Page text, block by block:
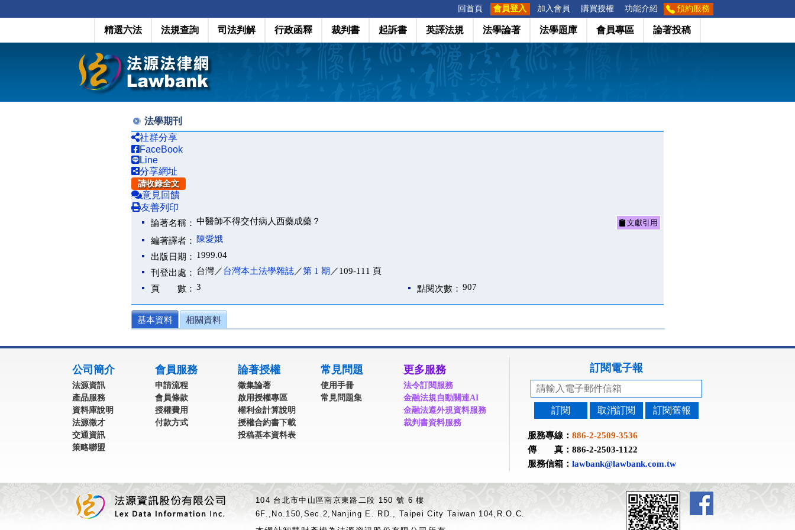
回首頁 會員登入 加入會員 購買授權 功能介紹 預約服務
精選六法 法規查詢 司法判解 行政函釋 裁判書 起訴書 英譯法規 法學論著 法學題庫 會員專區 論著投稿
法學期刊
社群分享
FaceBook
Line
分享網址
請收錄全文
意見回饋
友善列印
論著名稱： 中醫師不得交付病人西藥成藥？ 文獻引用
編著譯者：
陳愛娥
出版日期： 1999.04
刊登出處： 台灣／台灣本土法學雜誌／第 1 期 ／109-111 頁
頁 數： 3 點閱次數： 907
基本資料 相關資料
公司簡介
法源資訊
產品服務
資料庫說明
法源徵才
交通資訊
策略聯盟
會員服務
申請流程
會員條款
授權費用
付款方式
論著授權
徵集論著
啟用授權專區
權利金計算說明
授權合約書下載
投稿基本資料表
常見問題
使用手冊
常見問題集
更多服務
法令訂閱服務
金融法規自動關連AI
金融法遵外規資料服務
裁判書資料服務
訂閱電子報
訂閱 取消訂閱 訂閱舊報
服務專線： 886-2-2509-3536
傳 真：886-2-2503-1122
服務信箱： lawbank@lawbank.com.tw
104 台北市中山區南京東路二段 150 號 6 樓
6F.,No.150,Sec.2,Nanjing E. RD., Taipei City Taiwan 104,R.O.C.